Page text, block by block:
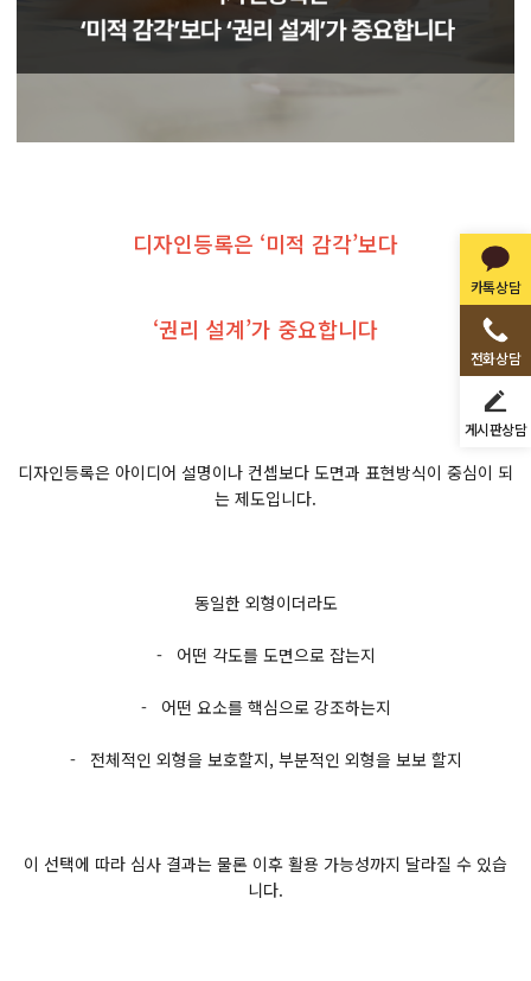
카톡상담
전화상담
게시판상담
디자인등록은 ‘미적 감각’보다
‘권리 설계’가 중요합니다
디자인등록은 아이디어 설명이나 컨셉보다 도면과 표현방식이 중심이 되
는 제도입니다.
동일한 외형이더라도
- 어떤 각도를 도면으로 잡는지
- 어떤 요소를 핵심으로 강조하는지
- 전체적인 외형을 보호할지, 부분적인 외형을 보보 할지
이 선택에 따라 심사 결과는 물론 이후 활용 가능성까지 달라질 수 있습
니다.